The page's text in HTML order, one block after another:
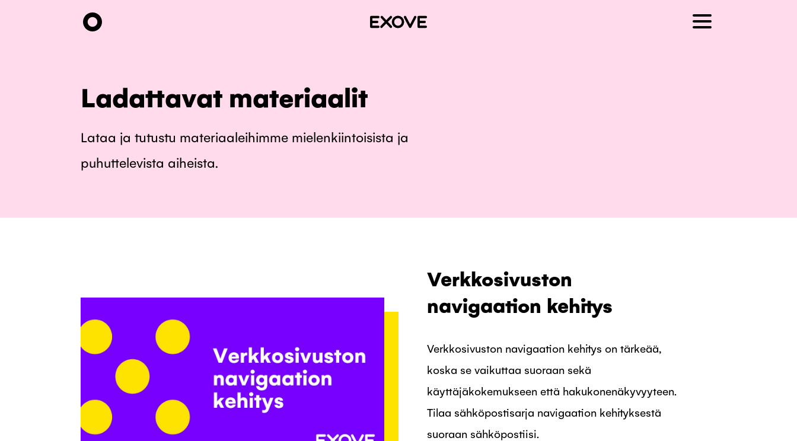
Ladattavat materiaalit
Lataa ja tutustu materiaaleihimme mielenkiintoisista ja
puhuttelevista aiheista.
Verkkosivuston
navigaation kehitys
Verkkosivuston navigaation kehitys on tärkeää,
koska se vaikuttaa suoraan sekä
käyttäjäkokemukseen että hakukonenäkyvyyteen.
Tilaa sähköpostisarja navigaation kehityksestä
suoraan sähköpostiisi.